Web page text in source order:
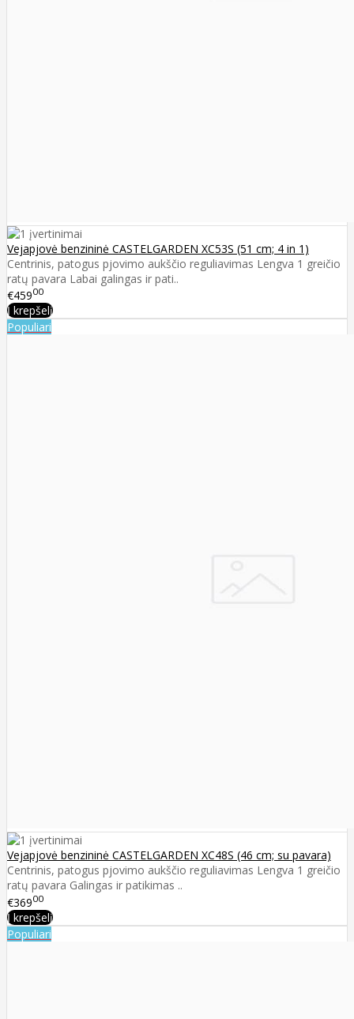
Vejapjovė benzininė CASTELGARDEN XC53S (51 cm; 4 in 1)
Centrinis, patogus pjovimo aukščio reguliavimas Lengva 1 greičio
ratų pavara Labai galingas ir pati..
€45900
Į krepšelį
Populiari
Vejapjovė benzininė CASTELGARDEN XC48S (46 cm; su pavara)
Centrinis, patogus pjovimo aukščio reguliavimas Lengva 1 greičio
ratų pavara Galingas ir patikimas ..
€36900
Į krepšelį
Populiari